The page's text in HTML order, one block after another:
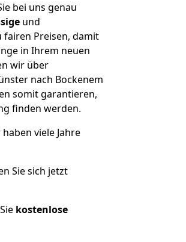
bei uns genau
und
fairen Preisen, damit
in Ihrem neuen
wir über
nach Bockenem
somit garantieren,
finden werden.
viele Jahre
Sie sich jetzt
kostenlose